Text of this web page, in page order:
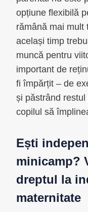
opțiune flexibilă
rămână mai mult
același timp
muncă pentru
important de
fi împărțit – de
și păstrând
copilul să
Ești
minicamp?
dreptul la
maternitate